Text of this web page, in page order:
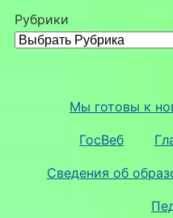
Рубрики
Мы готовы к
ГосВеб
Сведения об